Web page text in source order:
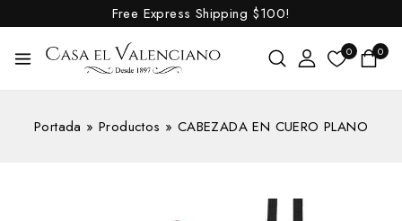
Free Express Shipping $100!
0 0
Portada » Productos » CABEZADA EN CUERO PLANO